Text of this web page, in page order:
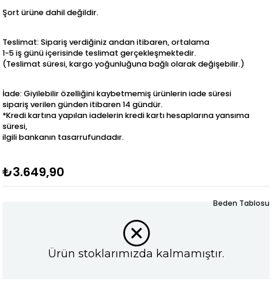
Şort ürüne dahil değildir.
Teslimat: Sipariş verdiğiniz andan itibaren, ortalama
1-5 iş günü içerisinde teslimat gerçekleşmektedir.
(Teslimat süresi, kargo yoğunluğuna bağlı olarak değişebilir.)
İade: Giyilebilir özelliğini kaybetmemiş ürünlerin iade süresi
sipariş verilen günden itibaren 14 gündür.
*Kredi kartına yapılan iadelerin kredi kartı hesaplarına yansıma
süresi,
ilgili bankanın tasarrufundadır.
₺3.649,90
Ürün stoklarımızda kalmamıştır.
Beden Tablosu